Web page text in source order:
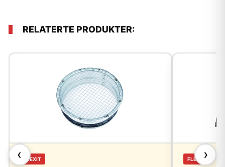
RELATERTE PRODUKTER:
❮
FLEXIT FLEXIT
❯